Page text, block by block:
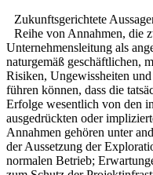
Zukunftsgerichtete
Reihe von Annahmen, die
Unternehmensleitung als
naturgemäß geschäftlichen,
Risiken, Ungewissheiten
führen können, dass die
Erfolge wesentlich von den
ausgedrückten oder
Annahmen gehören unter
der Aussetzung der
normalen Betrieb;